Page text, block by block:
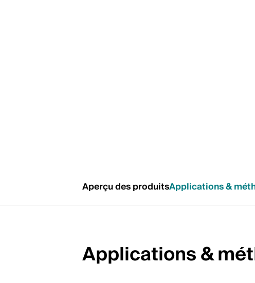
Aperçu des produitsApplications &
Applications &